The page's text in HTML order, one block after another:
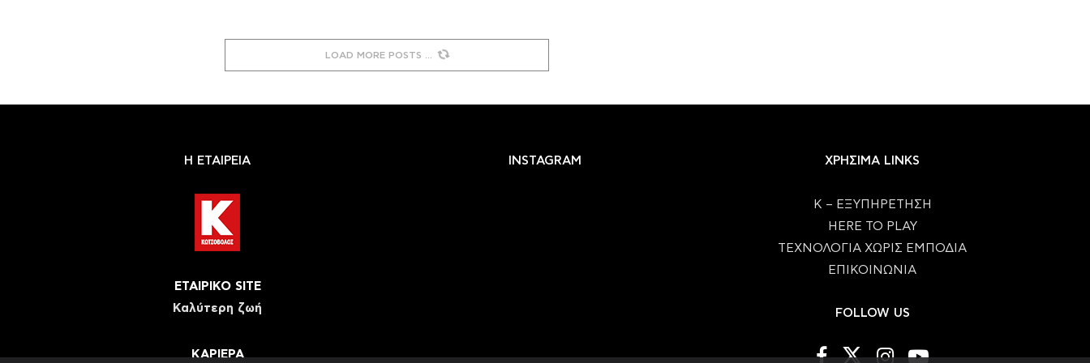
LOAD MORE POSTS
Η ΕΤΑΙΡΕΙΑ
ΕΤΑΙΡΙΚΟ SITE
Καλύτερη ζωή
ΚΑΡΙΕΡΑ
INSTAGRAM ΧΡΗΣΙΜΑ LINKS
Κ – ΕΞΥΠΗΡΕΤΗΣΗ
HERE TO PLAY
ΤΕΧΝΟΛΟΓΙΑ ΧΩΡΙΣ ΕΜΠΟΔΙΑ
ΕΠΙΚΟΙΝΩΝΙΑ
FOLLOW US